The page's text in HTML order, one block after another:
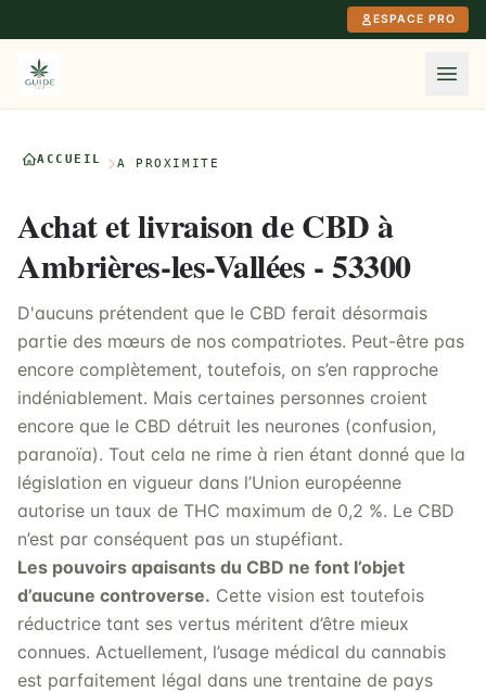
ESPACE PRO
ACCUEIL À PROXIMITÉ
Achat et livraison de CBD à
Ambrières-les-Vallées - 53300
D'aucuns prétendent que le CBD ferait désormais
partie des mœurs de nos compatriotes. Peut-être pas
encore complètement, toutefois, on s’en rapproche
indéniablement. Mais certaines personnes croient
encore que le CBD détruit les neurones (confusion,
paranoïa). Tout cela ne rime à rien étant donné que la
législation en vigueur dans l’Union européenne
autorise un taux de THC maximum de 0,2 %. Le CBD
n’est par conséquent pas un stupéfiant.
Les pouvoirs apaisants du CBD ne font l’objet
d’aucune controverse. Cette vision est toutefois
réductrice tant ses vertus méritent d’être mieux
connues. Actuellement, l’usage médical du cannabis
est parfaitement légal dans une trentaine de pays